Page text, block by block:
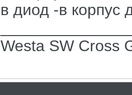
в диод -в корпус
Westa SW Cross